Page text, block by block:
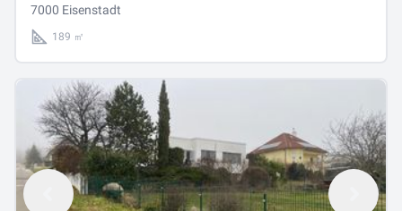
7000 Eisenstadt
189 ㎡